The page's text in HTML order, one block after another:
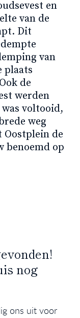
en
van de
Dit
van
plaats
de
werden
voltooid,
weg
Oostplein de
benoemd op
nog
ons uit voor